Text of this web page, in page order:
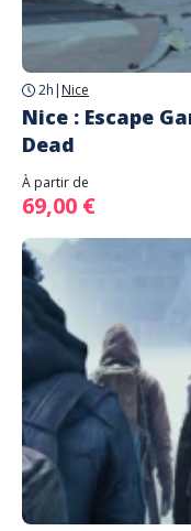
2h | Nice
Nice : Escape
Dead
À partir de
69,00 €